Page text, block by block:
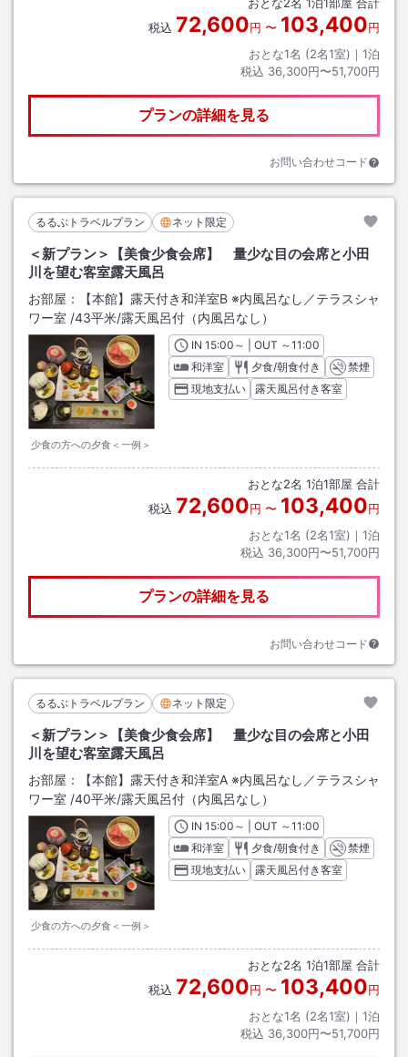
税込 72,600円 〜 103,400円
おとな1名 (2名1室)｜ 1泊
税込 36,300円〜51,700円
プランの詳細を見る
お問い合わせコード
るるぶトラベルプラン ネット限定
＜新プラン＞【美食少食会席】 量少な目の会席と小田
川を望む客室露天風呂
お部屋：
【本館】露天付き和洋室B ※内風呂なし／テラスシャ
ワー室 /43平米/露天風呂付（内風呂なし）
少食の方への夕食＜一例＞
INチェックイン
15:00 ～ | OUT チェックアウト
～11:00
和洋室
夕食/朝食付き
禁煙
現地支払い
露天風呂付き客室
おとな2名 1泊1部屋 合計
税込 72,600円 〜 103,400円
おとな1名 (2名1室)｜ 1泊
税込 36,300円〜51,700円
プランの詳細を見る
お問い合わせコード
るるぶトラベルプラン ネット限定
＜新プラン＞【美食少食会席】 量少な目の会席と小田
川を望む客室露天風呂
お部屋：
【本館】露天付き和洋室A ※内風呂なし／テラスシャ
ワー室 /40平米/露天風呂付（内風呂なし）
少食の方への夕食＜一例＞
INチェックイン
15:00 ～ | OUT チェックアウト
～11:00
和洋室
夕食/朝食付き
禁煙
現地支払い
露天風呂付き客室
おとな2名 1泊1部屋 合計
税込 72,600円 〜 103,400円
おとな1名 (2名1室)｜ 1泊
税込 36,300円〜51,700円